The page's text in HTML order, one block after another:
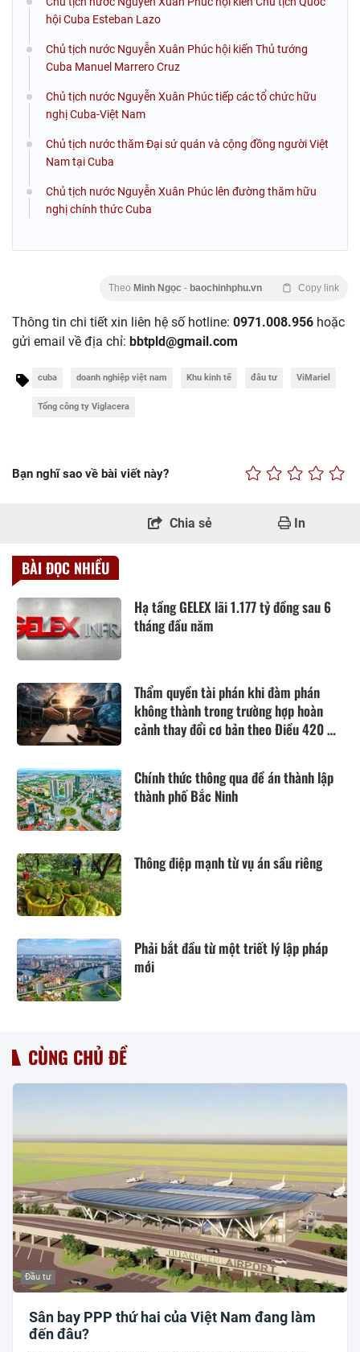
hội Cuba Esteban Lazo
Chủ tịch nước Nguyễn Xuân Phúc hội kiến Thủ tướng
Cuba Manuel Marrero Cruz
Chủ tịch nước Nguyễn Xuân Phúc tiếp các tổ chức hữu
nghị Cuba-Việt Nam
Chủ tịch nước thăm Đại sứ quán và cộng đồng người Việt
Nam tại Cuba
Chủ tịch nước Nguyễn Xuân Phúc lên đường thăm hữu
nghị chính thức Cuba
Theo Minh Ngọc - baochinhphu.vn Copy link
Thông tin chi tiết xin liên hệ số hotline: 0971.008.956 hoặc
gửi email về địa chỉ: bbtpld@gmail.com
cuba doanh nghiệp việt nam Khu kinh tế đâu tư ViMariel
Tổng công ty Viglacera
Bạn nghĩ sao về bài viết này?
Chia sẻ In
BÀI ĐỌC NHIỀU
Hạ tầng GELEX lãi 1.177 tỷ đồng sau 6
tháng đầu năm
Thẩm quyền tài phán khi đàm phán
không thành trong trường hợp hoàn
cảnh thay đổi cơ bản theo Điều 420 Bộ
Chính thức thông qua đề án thành lập
thành phố Bắc Ninh
Thông điệp mạnh từ vụ án sầu riêng
Phải bắt đầu từ một triết lý lập pháp
mới
CÙNG CHỦ ĐỀ
Đầu tư
Sân bay PPP thứ hai của Việt Nam đang làm
đến đâu?